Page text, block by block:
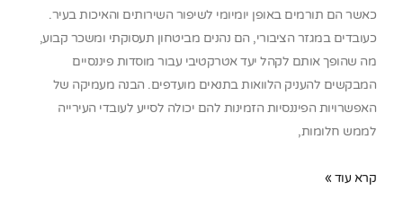
כאשר הם תורמים באופן יומיומי לשיפור השירותים והאיכות בעיר.
כעובדים במגזר הציבורי, הם נהנים מביטחון תעסוקתי ומשכר קבוע,
מה שהופך אותם לקהל יעד אטרקטיבי עבור מוסדות פיננסיים
המבקשים להעניק הלוואות בתנאים מועדפים. הבנה מעמיקה של
האפשרויות הפיננסיות הזמינות להם יכולה לסייע לעובדי העירייה
לממש חלומות,
קרא עוד »